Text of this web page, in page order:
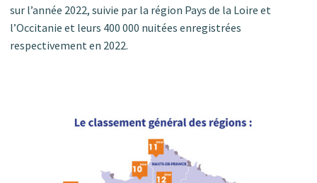
sur l’année 2022, suivie par la région Pays de la Loire et
l’Occitanie et leurs 400 000 nuitées enregistrées
respectivement en 2022.